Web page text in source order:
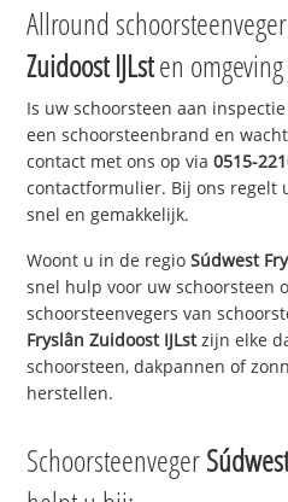
Allround
Zuidoost IJLsten omgeving
Is uw schoorsteen aan
een schoorsteenbrand en
contact met ons op via0515-
contactformulier. Bij ons regelt
snel en gemakkelijk.
Woont u in de regioSúdwest
snel hulp voor uw schoorsteen
schoorsteenvegers van
Fryslân Zuidoost IJLstzijn elke
schoorsteen, dakpannen of
herstellen.
Schoorsteenveger